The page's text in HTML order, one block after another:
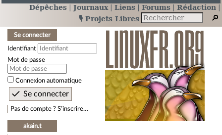
Dépêches Journaux Liens Forums
Rédaction
🎙️ Projets Libres
Se connecter
Identifiant
Mot de passe
Connexion automatique
Pas de compte ? S’inscrire…
akain.t